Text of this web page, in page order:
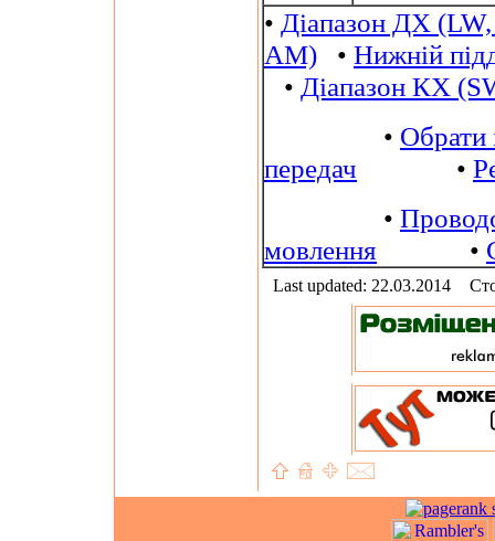
• Діапазон ДХ
AM) • Нижній
• Діапазон КХ
• Обрати
передач •
•
мовлення •
Last updated: 22.03.2014